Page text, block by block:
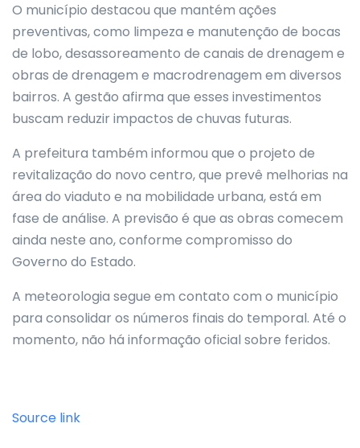
O município destacou que mantém ações
preventivas, como limpeza e manutenção de bocas
de lobo, desassoreamento de canais de drenagem e
obras de drenagem e macrodrenagem em diversos
bairros. A gestão afirma que esses investimentos
buscam reduzir impactos de chuvas futuras.
A prefeitura também informou que o projeto de
revitalização do novo centro, que prevê melhorias na
área do viaduto e na mobilidade urbana, está em
fase de análise. A previsão é que as obras comecem
ainda neste ano, conforme compromisso do
Governo do Estado.
A meteorologia segue em contato com o município
para consolidar os números finais do temporal. Até o
momento, não há informação oficial sobre feridos.
Source link